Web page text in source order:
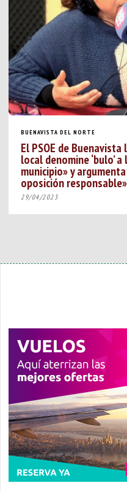
BUENAVISTA DEL NORTE
El PSOE de
local denomine ‘bulo’
municipio» y
oposición responsable»
29/04/2023